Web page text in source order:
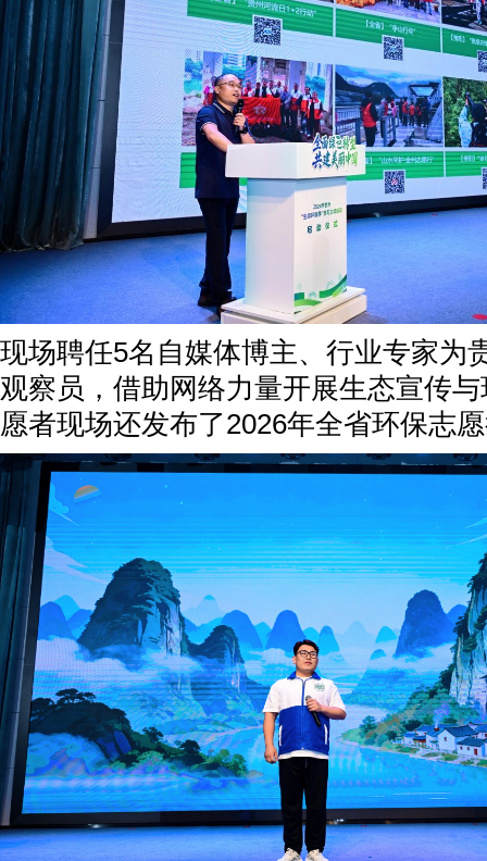
现场聘任5名自媒体博主、行业专家为
观察员，借助网络力量开展生态宣传
愿者现场还发布了2026年全省环保志